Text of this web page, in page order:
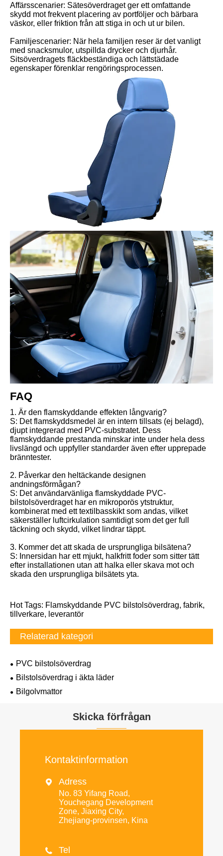
Affärsscenarier: Sätesöverdraget ger ett omfattande
skydd mot frekvent placering av portföljer och bärbara
väskor, eller friktion från att stiga in och ut ur bilen.
Familjescenarier: När hela familjen reser är det vanligt
med snacksmulor, utspillda drycker och djurhår.
Sitsöverdragets fläckbeständiga och lättstädade
egenskaper förenklar rengöringsprocessen.
FAQ
1. Är den flamskyddande effekten långvarig?
S: Det flamskyddsmedel är en intern tillsats (ej belagd),
djupt integrerad med PVC-substratet. Dess
flamskyddande prestanda minskar inte under hela dess
livslängd och uppfyller standarder även efter upprepade
bränntester.
2. Påverkar den heltäckande designen
andningsförmågan?
S: Det användarvänliga flamskyddade PVC-
bilstolsöverdraget har en mikroporös ytstruktur,
kombinerat med ett textilbasskikt som andas, vilket
säkerställer luftcirkulation samtidigt som det ger full
täckning och skydd, vilket lindrar täppt.
3. Kommer det att skada de ursprungliga bilsätena?
S: Innersidan har ett mjukt, halkfritt foder som sitter tätt
efter installationen utan att halka eller skava mot och
skada den ursprungliga bilsätets yta.
Hot Tags: Flamskyddande PVC bilstolsöverdrag, fabrik,
tillverkare, leverantör
Relaterad kategori
PVC bilstolsöverdrag
Bilstolsöverdrag i äkta läder
Bilgolvmattor
Skicka förfrågan
Kontaktinformation
 Adress
No. 83 Yifang Road,
Youchegang Development
Zone, Jiaxing City,
Zhejiang-provinsen, Kina
 Tel